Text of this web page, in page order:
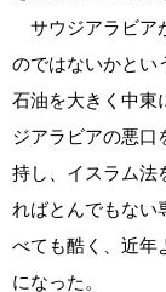
サウジアラビア
のではないかとい
石油を大きく中東
ジアラビアの悪口
持し、イスラム法
ればとんでもない
べても酷く、近年
になった。